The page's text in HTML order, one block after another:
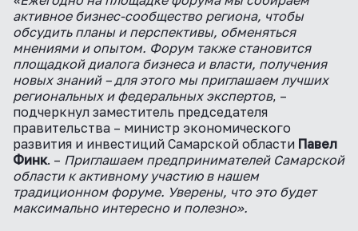
активное бизнес-сообщество региона, чтобы
обсудить планы и перспективы, обменяться
мнениями и опытом. Форум также становится
площадкой диалога бизнеса и власти, получения
новых знаний – для этого мы приглашаем лучших
региональных и федеральных экспертов, –
подчеркнул заместитель председателя
правительства – министр экономического
развития и инвестиций Самарской области Павел
Финк. – Приглашаем предпринимателей Самарской
области к активному участию в нашем
традиционном форуме. Уверены, что это будет
максимально интересно и полезно».